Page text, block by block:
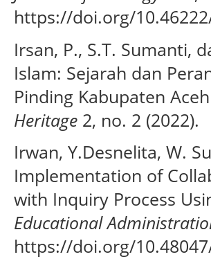
https://doi.org/
Irsan, P., S.T. Sumanti,
Islam: Sejarah dan
Pinding Kabupaten
Heritage 2, no. 2 (2022).
Irwan, Y.Desnelita, W.
Implementation of
with Inquiry Process
Educational
https://doi.org/